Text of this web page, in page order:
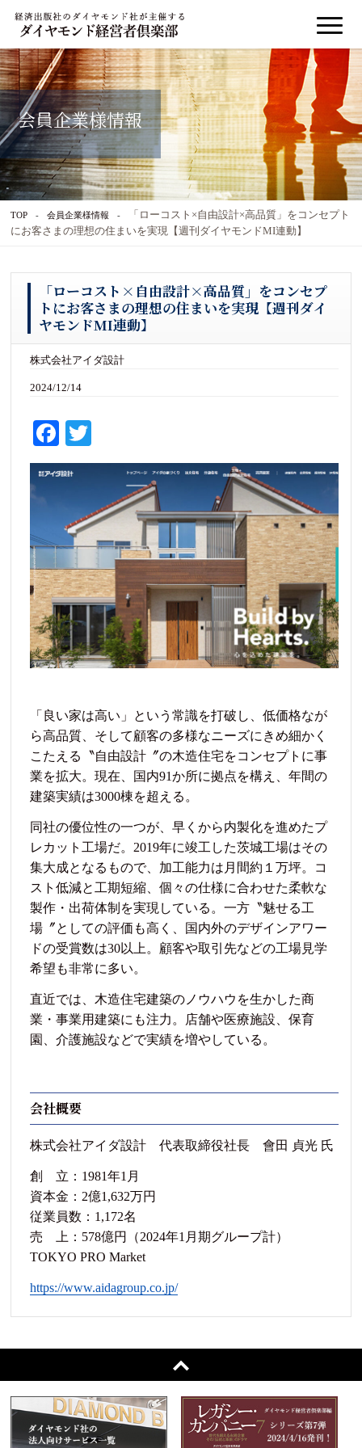
会員企業様情報
TOP 会員企業様情報
「ローコスト×自由設計×高品質」をコンセプト
にお客さまの理想の住まいを実現【週刊ダイヤモンドMI連動】
「ローコスト×自由設計×高品質」をコンセプ
トにお客さまの理想の住まいを実現【週刊ダイ
ヤモンドMI連動】
株式会社アイダ設計
2024/12/14
Fa
ce
bo
ok
wi
tte
r
「良い家は高い」という常識を打破し、低価格なが
ら高品質、そして顧客の多様なニーズにきめ細かく
こたえる〝自由設計〞の木造住宅をコンセプトに事
業を拡大。現在、国内91か所に拠点を構え、年間の
建築実績は3000棟を超える。
同社の優位性の一つが、早くから内製化を進めたプ
レカット工場だ。2019年に竣工した茨城工場はその
集大成となるもので、加工能力は月間約１万坪。コ
スト低減と工期短縮、個々の仕様に合わせた柔軟な
製作・出荷体制を実現している。一方〝魅せる工
場〞としての評価も高く、国内外のデザインアワー
ドの受賞数は30以上。顧客や取引先などの工場見学
希望も非常に多い。
直近では、木造住宅建築のノウハウを生かした商
業・事業用建築にも注力。店舗や医療施設、保育
園、介護施設などで実績を増やしている。
会社概要
株式会社アイダ設計 代表取締役社長 會田 貞光 氏
創 立：1981年1月
資本金：2億1,632万円
従業員数：1,172名
売 上：578億円（2024年1月期グループ計）
TOKYO PRO Market
https://www.aidagroup.co.jp/